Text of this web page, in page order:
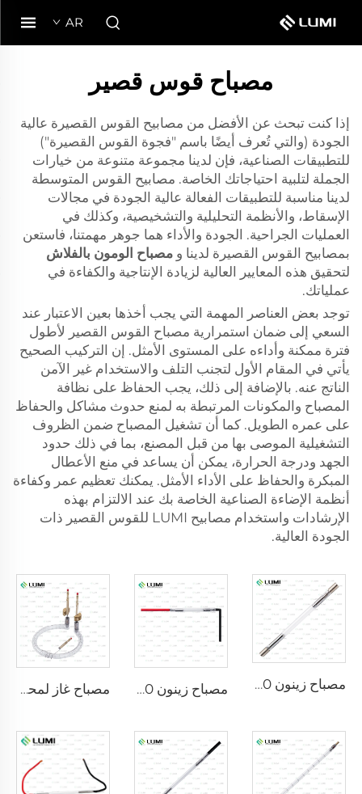
AR
مصباح قوس قصير
إذا كنت تبحث عن الأفضل من مصابيح القوس القصيرة عالية
الجودة (والتي تُعرف أيضًا باسم "فجوة القوس القصيرة")
للتطبيقات الصناعية، فإن لدينا مجموعة متنوعة من خيارات
الجملة لتلبية احتياجاتك الخاصة. مصابيح القوس المتوسطة
لدينا مناسبة للتطبيقات الفعالة عالية الجودة في مجالات
الإسقاط، والأنظمة التحليلية والتشخيصية، وكذلك في
العمليات الجراحية. الجودة والأداء هما جوهر مهمتنا، فاستعن
بمصابيح القوس القصيرة لدينا و مصباح الومون بالفلاش
لتحقيق هذه المعايير العالية لزيادة الإنتاجية والكفاءة في
عملياتك.
توجد بعض العناصر المهمة التي يجب أخذها بعين الاعتبار عند
السعي إلى ضمان استمرارية مصباح القوس القصير لأطول
فترة ممكنة وأداءه على المستوى الأمثل. إن التركيب الصحيح
يأتي في المقام الأول لتجنب التلف والاستخدام غير الآمن
الناتج عنه. بالإضافة إلى ذلك، يجب الحفاظ على نظافة
المصباح والمكونات المرتبطة به لمنع حدوث مشاكل والحفاظ
على عمره الطويل. كما أن تشغيل المصباح ضمن الظروف
التشغيلية الموصى بها من قبل المصنع، بما في ذلك حدود
الجهد ودرجة الحرارة، يمكن أن يساعد في منع الأعطال
المبكرة والحفاظ على الأداء الأمثل. يمكنك تعظيم عمر وكفاءة
أنظمة الإضاءة الصناعية الخاصة بك عند الالتزام بهذه
الإرشادات واستخدام مصابيح LUMI للقوس القصير ذات
الجودة العالية.
مصباح زينون IPL P1640 – 7×47×110 مم مصباح زينون IPL P1541 – 9×45×100 مم مصباح غاز لمحاكاة أشعة الشمس D1200 – 10×110 مم